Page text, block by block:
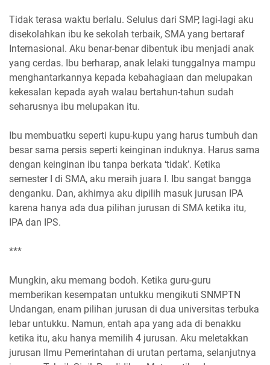
Tidak terasa waktu berlalu. Selulus dari SMP, lagi-lagi aku
disekolahkan ibu ke sekolah terbaik, SMA yang bertaraf
Internasional. Aku benar-benar dibentuk ibu menjadi anak
yang cerdas. Ibu berharap, anak lelaki tunggalnya mampu
menghantarkannya kepada kebahagiaan dan melupakan
kekesalan kepada ayah walau bertahun-tahun sudah
seharusnya ibu melupakan itu.
Ibu membuatku seperti kupu-kupu yang harus tumbuh dan
besar sama persis seperti keinginan induknya. Harus sama
dengan keinginan ibu tanpa berkata ‘tidak’. Ketika
semester I di SMA, aku meraih juara I. Ibu sangat bangga
denganku. Dan, akhirnya aku dipilih masuk jurusan IPA
karena hanya ada dua pilihan jurusan di SMA ketika itu,
IPA dan IPS.
***
Mungkin, aku memang bodoh. Ketika guru-guru
memberikan kesempatan untukku mengikuti SNMPTN
Undangan, enam pilihan jurusan di dua universitas terbuka
lebar untukku. Namun, entah apa yang ada di benakku
ketika itu, aku hanya memilih 4 jurusan. Aku meletakkan
jurusan Ilmu Pemerintahan di urutan pertama, selanjutnya